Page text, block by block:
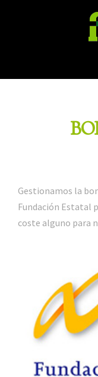
Gestionamos la
Fundación Estatal
coste alguno para